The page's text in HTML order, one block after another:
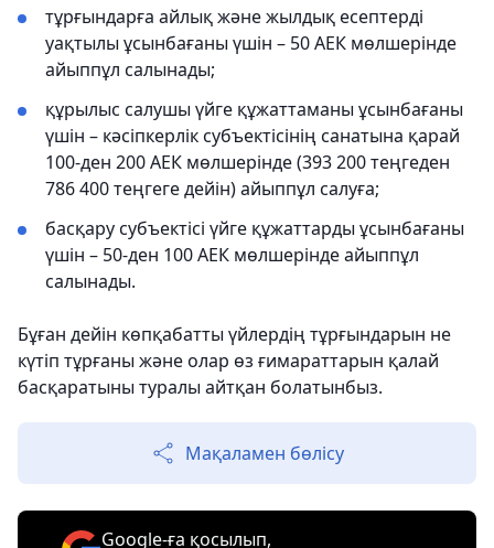
тұрғындарға айлық және жылдық есептерді
уақтылы ұсынбағаны үшін – 50 АЕК мөлшерінде
айыппұл салынады;
құрылыс салушы үйге құжаттаманы ұсынбағаны
үшін – кәсіпкерлік субъектісінің санатына қарай
100-ден 200 АЕК мөлшерінде (393 200 теңгеден
786 400 теңгеге дейін) айыппұл салуға;
басқару субъектісі үйге құжаттарды ұсынбағаны
үшін – 50-ден 100 АЕК мөлшерінде айыппұл
салынады.
Бұған дейін көпқабатты үйлердің тұрғындарын не
күтіп тұрғаны және олар өз ғимараттарын қалай
басқаратыны туралы айтқан болатынбыз.
Мақаламен бөлісу
Google-ға қосылып,